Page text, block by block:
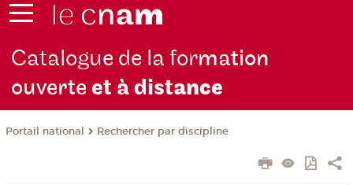
Catalogue de la formation
ouverteet à distance
Portail national Rechercher par discipline